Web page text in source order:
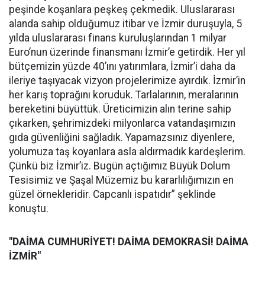
peşinde koşanlara peşkeş çekmedik. Uluslararası
alanda sahip olduğumuz itibar ve İzmir duruşuyla, 5
yılda uluslararası finans kuruluşlarından 1 milyar
Euro’nun üzerinde finansmanı İzmir’e getirdik. Her yıl
bütçemizin yüzde 40’ını yatırımlara, İzmir’i daha da
ileriye taşıyacak vizyon projelerimize ayırdık. İzmir’in
her karış toprağını koruduk. Tarlalarının, meralarının
bereketini büyüttük. Üreticimizin alın terine sahip
çıkarken, şehrimizdeki milyonlarca vatandaşımızın
gıda güvenliğini sağladık. Yapamazsınız diyenlere,
yolumuza taş koyanlara asla aldırmadık kardeşlerim.
Çünkü biz İzmir’iz. Bugün açtığımız Büyük Dolum
Tesisimiz ve Şaşal Müzemiz bu kararlılığımızın en
güzel örnekleridir. Capcanlı ispatıdır” şeklinde
konuştu.
"DAİMA CUMHURİYET! DAİMA DEMOKRASİ! DAİMA
İZMİR"